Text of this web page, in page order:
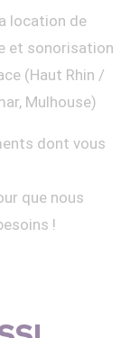
location de
et sonorisation
(Haut Rhin /
Mulhouse)
dont vous
que nous
!